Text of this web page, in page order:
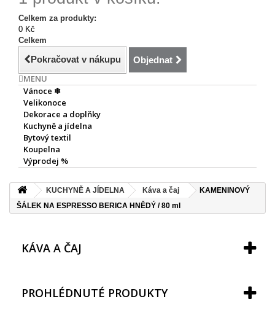
Celkem za produkty:
0 Kč
Celkem
Pokračovat v nákupu Objednat
MENU
Vánoce ❄
Velikonoce
Dekorace a doplňky
Kuchyně a jídelna
Bytový textil
Koupelna
Výprodej %
KUCHYNĚ A JÍDELNA Káva a čaj
KAMENINOVÝ
ŠÁLEK NA ESPRESSO BERICA HNĚDÝ / 80 ml
KÁVA A ČAJ
PROHLÉDNUTÉ PRODUKTY